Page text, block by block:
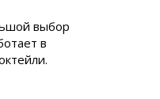
выбор
в